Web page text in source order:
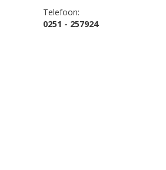
Telefoon:
0251 - 257924